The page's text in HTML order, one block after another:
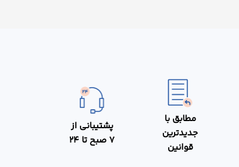
مطابق با
جدیدترین
قوانین
پشتیبانی از
7 صبح تا 24